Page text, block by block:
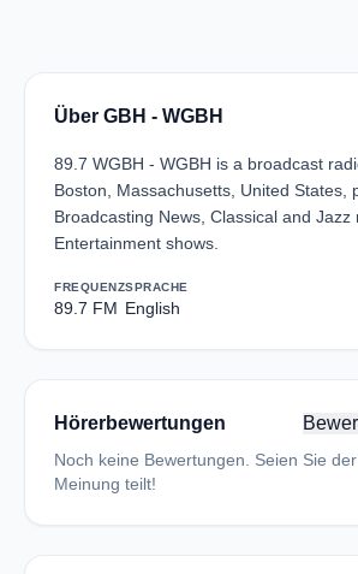
Über GBH - WGBH
89.7 WGBH - WGBH is a broadcast
Boston, Massachusetts, United States,
Broadcasting News, Classical and Jazz
Entertainment shows.
FREQUENZ
89.7 FM
SPRACHE
English
Hörerbewertungen
Noch keine Bewertungen. Seien Sie
Meinung teilt!